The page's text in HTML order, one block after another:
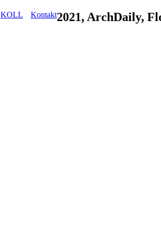
KOLL Kontakt2021, ArchDaily,